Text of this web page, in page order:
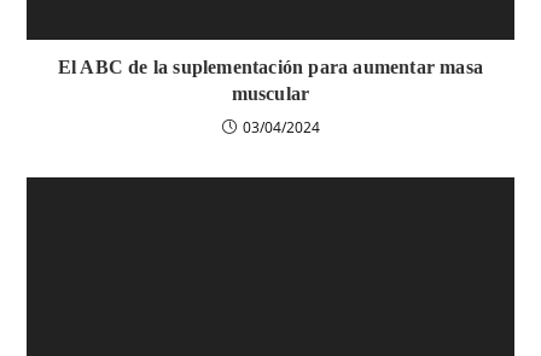
El ABC de la suplementación para aumentar masa
muscular
03/04/2024